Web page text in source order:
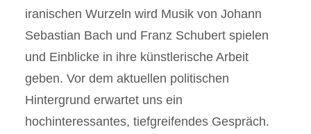
iranischen Wurzeln wird Musik von Johann
Sebastian Bach und Franz Schubert spielen
und Einblicke in ihre künstlerische Arbeit
geben. Vor dem aktuellen politischen
Hintergrund erwartet uns ein
hochinteressantes, tiefgreifendes Gespräch.